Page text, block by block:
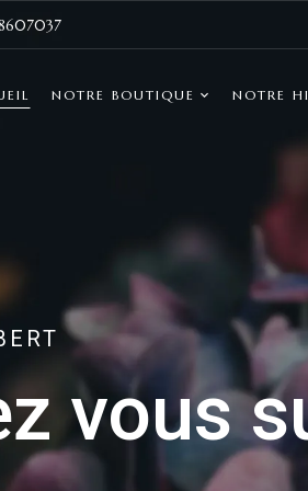
NOTRE BOUTIQUE NOTRE
vous